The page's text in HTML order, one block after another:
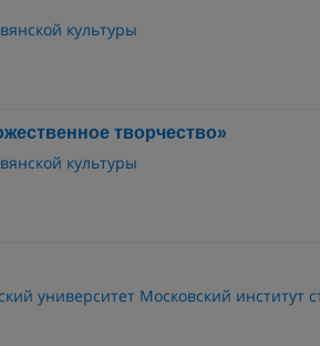
культуры
творчество»
культуры
университет Московский институт